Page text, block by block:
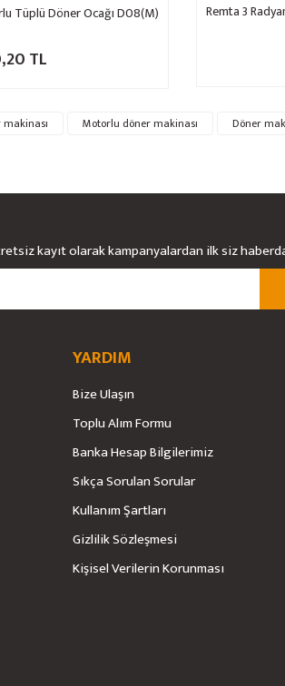
Tüplü Döner Ocağı D08(M)
TL
Remta 3
makinası Motorlu döner makinası Döner
kayıt olarak kampanyalardan ilk siz
YARDIM
Bize Ulaşın
Toplu Alım Formu
Banka Hesap Bilgilerimiz
Sıkça Sorulan Sorular
Kullanım Şartları
Gizlilik Sözleşmesi
Kişisel Verilerin Korunması